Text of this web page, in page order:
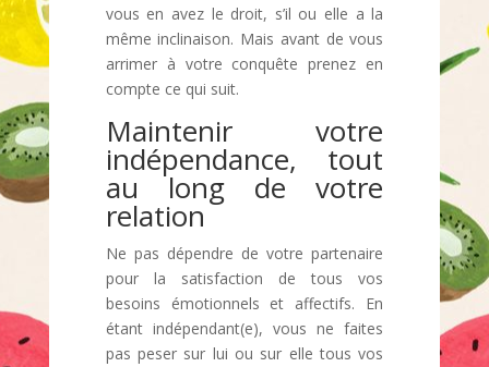
vous en avez le droit, s’il ou elle a la
même inclinaison. Mais avant de vous
arrimer à votre conquête prenez en
compte ce qui suit.
Maintenir votre
indépendance, tout
au long de votre
relation
Ne pas dépendre de votre partenaire
pour la satisfaction de tous vos
besoins émotionnels et affectifs. En
étant indépendant(e), vous ne faites
pas peser sur lui ou sur elle tous vos